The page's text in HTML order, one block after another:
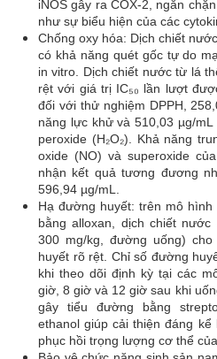
iNOS gây ra COX-2, ngăn
như sự biểu hiện của các
Chống oxy hóa: Dịch chiết
có khả năng quét gốc tự do
in vitro. Dịch chiết nước từ lá
rệt với giá trị IC₅₀ lần lượt
đối với thử nghiệm DPPH,
năng lực khử và 510,03 µg/
peroxide (H₂O₂). Khả năng
oxide (NO) và superoxide
nhận kết quả tương đương
596,94 µg/mL.
Hạ đường huyết: trên mô
bằng alloxan, dịch chiết
300 mg/kg, đường uống)
huyết rõ rệt. Chỉ số đường
khi theo dõi định kỳ tại các
giờ, 8 giờ và 12 giờ sau khi
gây tiểu đường bằng
ethanol giúp cải thiện đáng
phục hồi trọng lượng cơ thể